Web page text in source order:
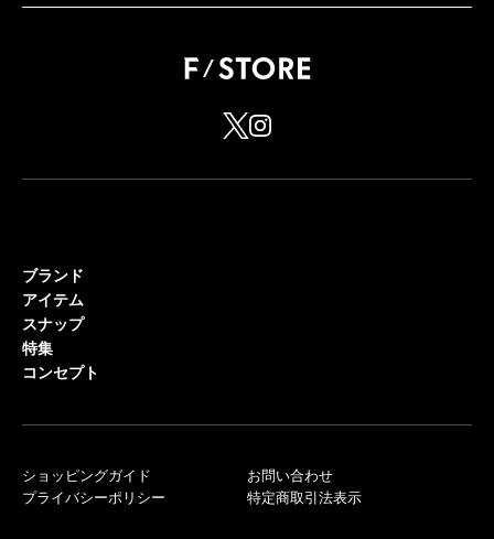
ブランド
アイテム
スナップ
特集
コンセプト
ショッピングガイド
プライバシーポリシー
お問い合わせ
特定商取引法表示